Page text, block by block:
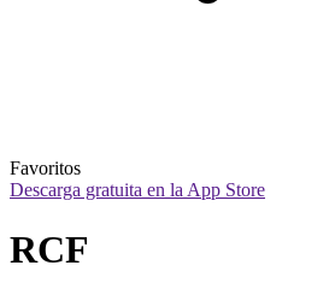
Favoritos
Descarga gratuita en la App Store
RCF